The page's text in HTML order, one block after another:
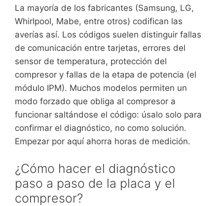
La mayoría de los fabricantes (Samsung, LG,
Whirlpool, Mabe, entre otros) codifican las
averías así. Los códigos suelen distinguir fallas
de comunicación entre tarjetas, errores del
sensor de temperatura, protección del
compresor y fallas de la etapa de potencia (el
módulo IPM). Muchos modelos permiten un
modo forzado que obliga al compresor a
funcionar saltándose el código: úsalo solo para
confirmar el diagnóstico, no como solución.
Empezar por aquí ahorra horas de medición.
¿Cómo hacer el diagnóstico
paso a paso de la placa y el
compresor?